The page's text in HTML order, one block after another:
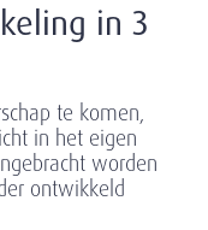
in 3
te komen,
in het eigen
worden
ontwikkeld